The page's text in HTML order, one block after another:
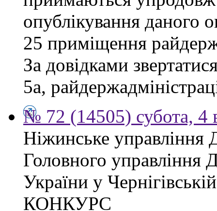
опублікування даного
25 приміщення
За довідками
5а,
№ 72 (14505) субота, 4
Ніжинське управління
Головного управління
України у
КОНКУРС